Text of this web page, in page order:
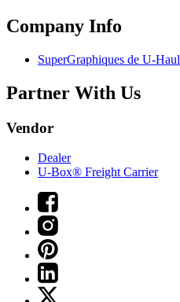
Company Info
SuperGraphiques de U-Haul
Partner With Us
Vendor
Dealer
U-Box® Freight Carrier